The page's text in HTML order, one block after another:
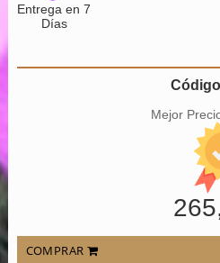
Entrega en 7
Días
Mejor
COMPRAR